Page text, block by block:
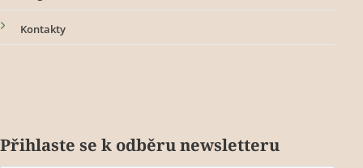
Kontakty
Přihlaste se k odběru newsletteru